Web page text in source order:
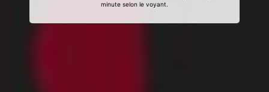
minute selon le voyant.